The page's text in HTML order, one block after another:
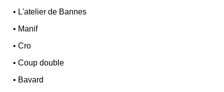
• L'atelier de Bannes
• Manif
•Cro
•Coup double
• Bavard